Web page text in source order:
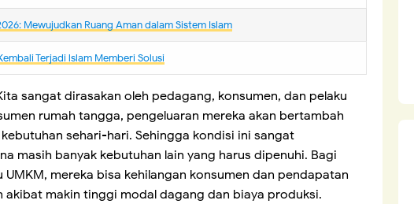
Mewujudkan Ruang Aman dalam Sistem Islam
Terjadi lslam Memberi Solusi
sangat dirasakan oleh pedagang, konsumen, dan pelaku
rumah tangga, pengeluaran mereka akan bertambah
sehari-hari. Sehingga kondisi ini sangat
masih banyak kebutuhan lain yang harus dipenuhi. Bagi
UMKM, mereka bisa kehilangan konsumen dan pendapatan
akibat makin tinggi modal dagang dan biaya produksi.